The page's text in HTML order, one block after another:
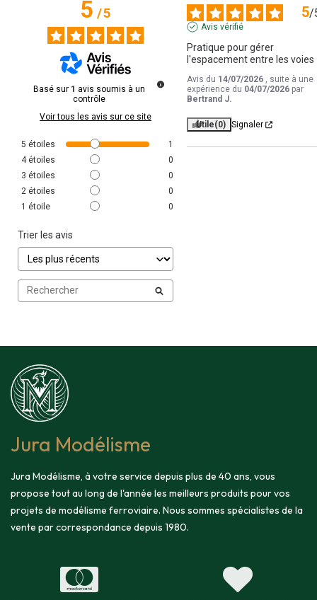
5/5
Basé sur 1 avis soumis à un
contrôle
Voir tous les avis sur ce site
5 étoiles
1
4 étoiles
0
3 étoiles
0
2 étoiles
0
1 étoile 0
Trier les avis
5/
Avis vérifié
Pratique pour gérer
l'espacement entre les voies
Avis du 14/07/2026 , suite à une
expérience du 04/07/2026 par
Bertrand J.
Utile(0) Signaler
Jura Modélisme
Jura Modélisme, à votre service depuis plus de 40 ans, vous
propose tout au long de l'année les meilleurs produits pour vos
projets de modélisme ferroviaire. Nous sommes spécialistes de la
vente par correspondance depuis 1980.